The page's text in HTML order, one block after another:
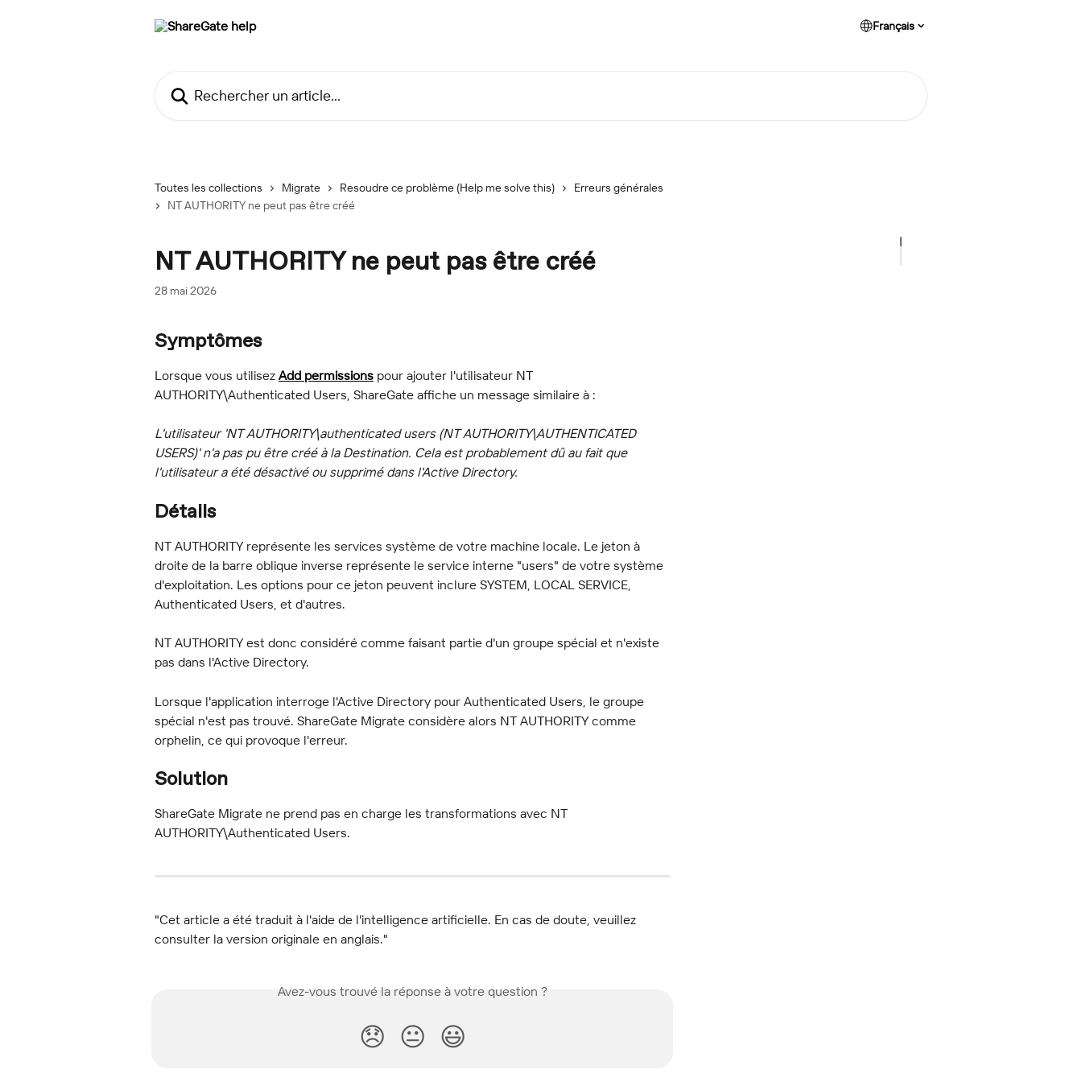
Français
Toutes les collections Migrate Resoudre ce problème (Help me solve this)
Erreurs générales
NT AUTHORITY ne peut pas être créé
NT AUTHORITY ne peut pas être créé
28 mai 2026
Symptômes
Lorsque vous utilisez Add permissions pour ajouter l'utilisateur NT
AUTHORITY\Authenticated Users, ShareGate affiche un message similaire à :
L'utilisateur 'NT AUTHORITY\authenticated users (NT AUTHORITY\AUTHENTICATED
USERS)' n'a pas pu être créé à la Destination. Cela est probablement dû au fait que
l'utilisateur a été désactivé ou supprimé dans l'Active Directory.
Détails
NT AUTHORITY représente les services système de votre machine locale. Le jeton à
droite de la barre oblique inverse représente le service interne "users" de votre système
d'exploitation. Les options pour ce jeton peuvent inclure SYSTEM, LOCAL SERVICE,
Authenticated Users, et d'autres.
NT AUTHORITY est donc considéré comme faisant partie d'un groupe spécial et n'existe
pas dans l'Active Directory.
Lorsque l'application interroge l'Active Directory pour Authenticated Users, le groupe
spécial n'est pas trouvé. ShareGate Migrate considère alors NT AUTHORITY comme
orphelin, ce qui provoque l'erreur.
Solution
ShareGate Migrate ne prend pas en charge les transformations avec NT
AUTHORITY\Authenticated Users.
"Cet article a été traduit à l'aide de l'intelligence artificielle. En cas de doute, veuillez
consulter la version originale en anglais."
Avez-vous trouvé la réponse à votre question ?
😞 😐 😃